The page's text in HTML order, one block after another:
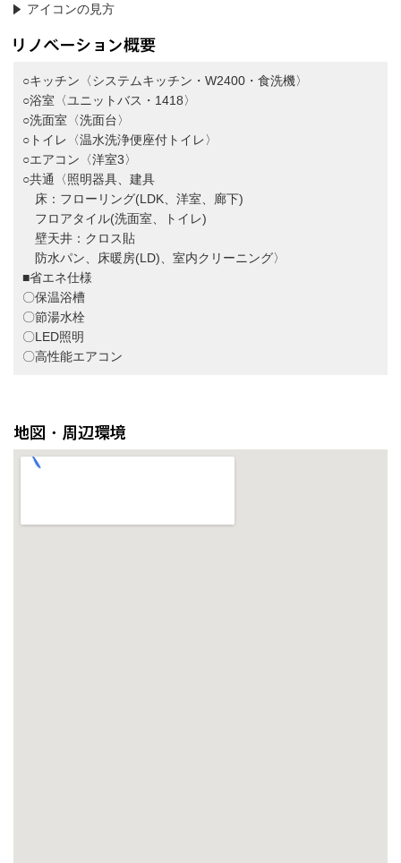
アイコンの見方
○キッチン〈システムキッチン・W2400・食洗機〉
○浴室〈ユニットバス・1418〉
○洗面室〈洗面台〉
○トイレ〈温水洗浄便座付トイレ〉
○エアコン〈洋室3〉
○共通〈照明器具、建具
床：フローリング(LDK、洋室、廊下)
フロアタイル(洗面室、トイレ)
壁天井：クロス貼
防水パン、床暖房(LD)、室内クリーニング〉
■省エネ仕様
〇保温浴槽
〇節湯水栓
〇LED照明
〇高性能エアコン